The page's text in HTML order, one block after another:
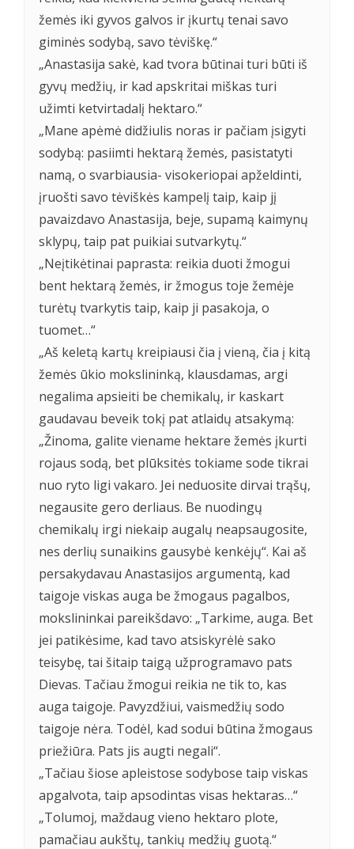
žemės iki gyvos galvos ir įkurtų tenai savo
giminės sodybą, savo tėviškę.“
„Anastasija sakė, kad tvora būtinai turi būti iš
gyvų medžių, ir kad apskritai miškas turi
užimti ketvirtadalį hektaro.“
„Mane apėmė didžiulis noras ir pačiam įsigyti
sodybą: pasiimti hektarą žemės, pasistatyti
namą, o svarbiausia- visokeriopai apželdinti,
įruošti savo tėviškės kampelį taip, kaip jį
pavaizdavo Anastasija, beje, supamą kaimynų
sklypų, taip pat puikiai sutvarkytų.“
„Neįtikėtinai paprasta: reikia duoti žmogui
bent hektarą žemės, ir žmogus toje žemėje
turėtų tvarkytis taip, kaip ji pasakoja, o
tuomet…“
„Aš keletą kartų kreipiausi čia į vieną, čia į kitą
žemės ūkio mokslininką, klausdamas, argi
negalima apsieiti be chemikalų, ir kaskart
gaudavau beveik tokį pat atlaidų atsakymą:
„Žinoma, galite viename hektare žemės įkurti
rojaus sodą, bet plūksitės tokiame sode tikrai
nuo ryto ligi vakaro. Jei neduosite dirvai trąšų,
negausite gero derliaus. Be nuodingų
chemikalų irgi niekaip augalų neapsaugosite,
nes derlių sunaikins gausybė kenkėjų“. Kai aš
persakydavau Anastasijos argumentą, kad
taigoje viskas auga be žmogaus pagalbos,
mokslininkai pareikšdavo: „Tarkime, auga. Bet
jei patikėsime, kad tavo atsiskyrėlė sako
teisybę, tai šitaip taigą užprogramavo pats
Dievas. Tačiau žmogui reikia ne tik to, kas
auga taigoje. Pavyzdžiui, vaismedžių sodo
taigoje nėra. Todėl, kad sodui būtina žmogaus
priežiūra. Pats jis augti negali“.
„Tačiau šiose apleistose sodybose taip viskas
apgalvota, taip apsodintas visas hektaras…“
„Tolumoj, maždaug vieno hektaro plote,
pamačiau aukštų, tankių medžių guotą.“